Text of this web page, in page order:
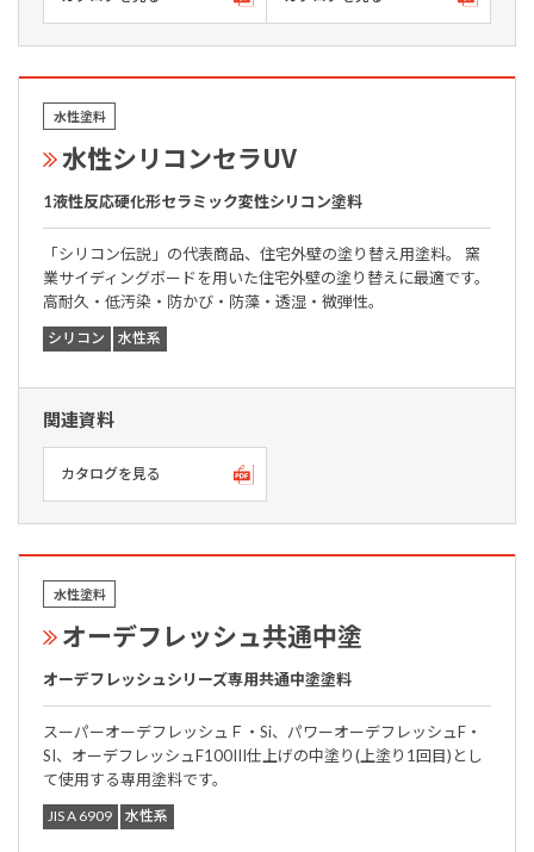
水性塗料
水性シリコンセラUV
1液性反応硬化形セラミック変性シリコン塗料
「シリコン伝説」の代表商品、住宅外壁の塗り替え用塗料。 窯
業サイディングボードを用いた住宅外壁の塗り替えに最適です。
高耐久・低汚染・防かび・防藻・透湿・微弾性。
シリコン 水性系
関連資料
カタログを見る
水性塗料
オーデフレッシュ共通中塗
オーデフレッシュシリーズ専用共通中塗塗料
スーパーオーデフレッシュＦ・Si、パワーオーデフレッシュF・
SI、オーデフレッシュF100III仕上げの中塗り(上塗り1回目)とし
て使用する専用塗料です。
JIS A 6909 水性系